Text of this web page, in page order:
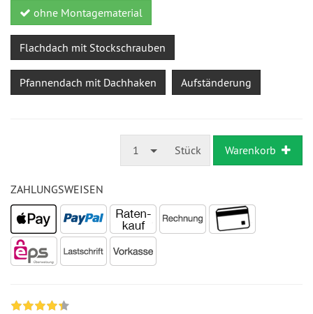
ohne Montagematerial
Flachdach mit Stockschrauben
Pfannendach mit Dachhaken Aufständerung
1 Stück Warenkorb
ZAHLUNGSWEISEN